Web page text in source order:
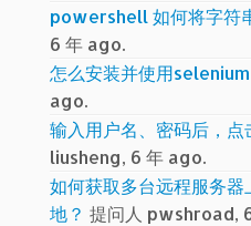
powershell 如何将字符
6 年 ago.
怎么安装并使用selenium
ago.
输入用户名、密码后，点
liusheng, 6 年 ago.
如何获取多台远程服务
地？ 提问人 pwshroad,